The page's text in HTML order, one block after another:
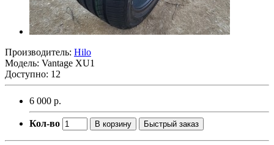
Производитель: Hilo
Модель: Vantage XU1
Доступно: 12
6 000 р.
Кол-во В корзину Быстрый заказ